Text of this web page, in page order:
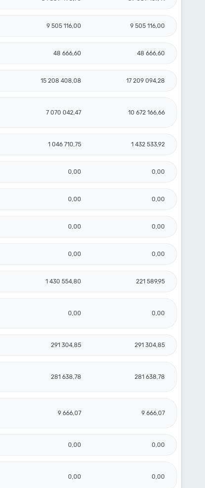
9 505 116,00 9 505 116,00
48 666,60 48 666,60
15 208 408,08 17 209 094,28
7 070 042,47 10 672 166,66
1 046 710,75 1 432 533,92
0,00 0,00
0,00 0,00
0,00 0,00
0,00 0,00
1 430 554,80 221 589,95
0,00 0,00
291 304,85 291 304,85
281 638,78 281 638,78
9 666,07 9 666,07
0,00 0,00
0,00 0,00